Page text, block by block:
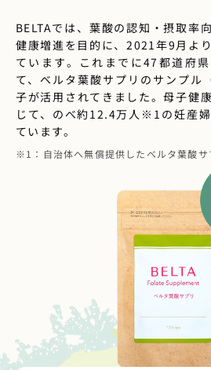
BELTAでは、葉酸の認知・摂取率
健康増進を目的に、2021年9月よ
ています。これまでに47都道府
て、ベルタ葉酸サプリのサンプル
子が活用されてきました。母子健
じて、のべ約12.4万人※1の妊産
ています。
※1：自治体へ無償提供したベルタ葉酸サ